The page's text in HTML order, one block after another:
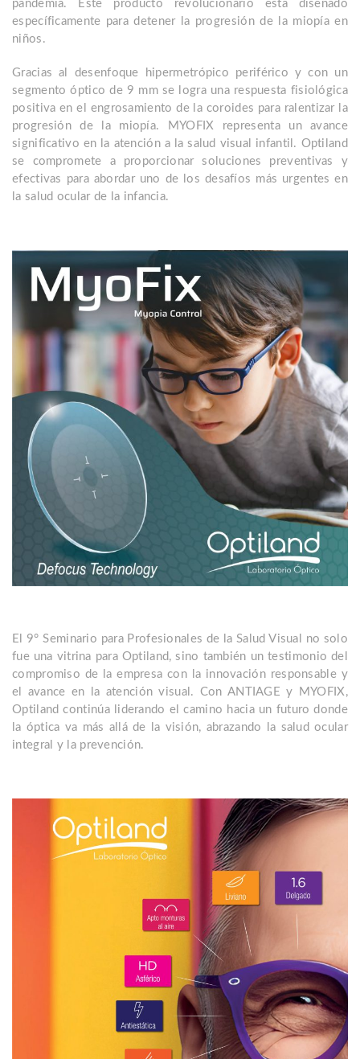
pandemia. Este producto revolucionario está diseñado
específicamente para detener la progresión de la miopía en
niños.
Gracias al desenfoque hipermetrópico periférico y con un
segmento óptico de 9 mm se logra una respuesta fisiológica
positiva en el engrosamiento de la coroides para ralentizar la
progresión de la miopía. MYOFIX representa un avance
significativo en la atención a la salud visual infantil. Optiland
se compromete a proporcionar soluciones preventivas y
efectivas para abordar uno de los desafíos más urgentes en
la salud ocular de la infancia.
El 9° Seminario para Profesionales de la Salud Visual no solo
fue una vitrina para Optiland, sino también un testimonio del
compromiso de la empresa con la innovación responsable y
el avance en la atención visual. Con ANTIAGE y MYOFIX,
Optiland continúa liderando el camino hacia un futuro donde
la óptica va más allá de la visión, abrazando la salud ocular
integral y la prevención.